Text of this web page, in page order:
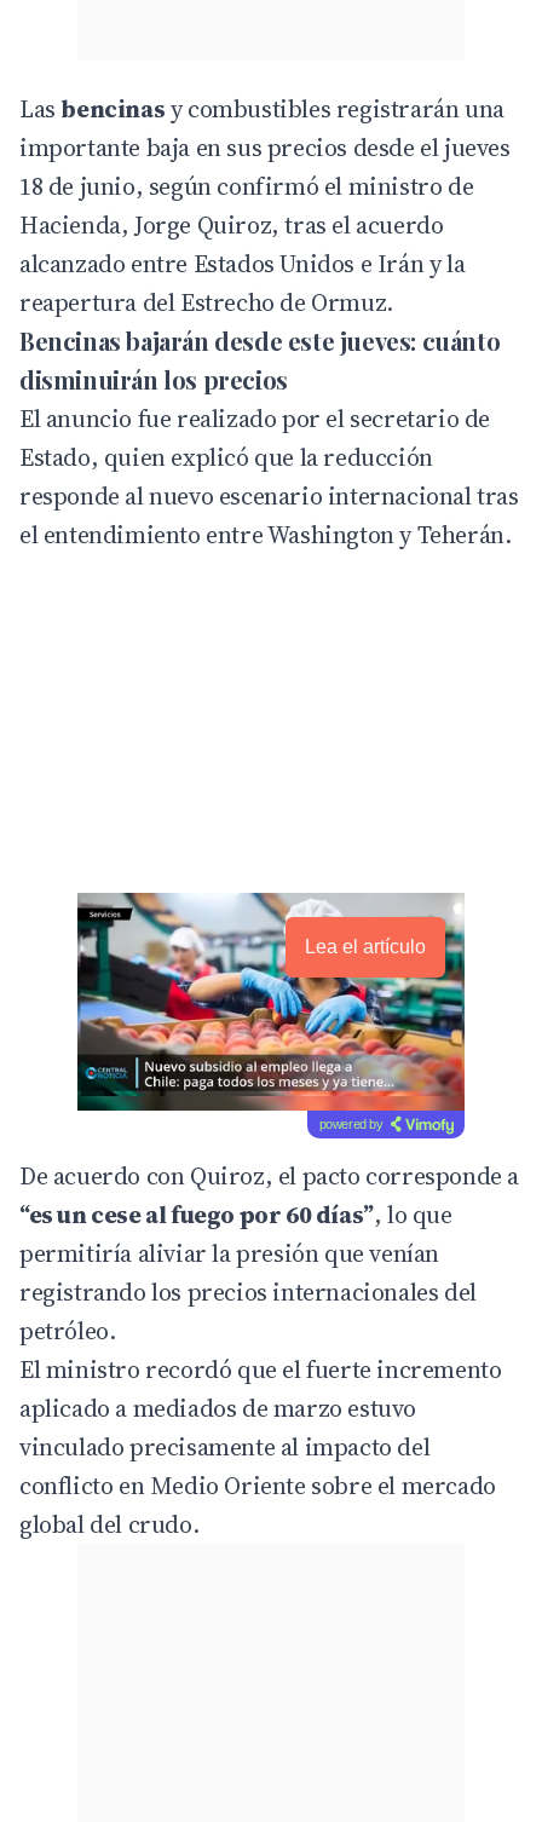
Las bencinasy combustibles registrarán una
importante baja en sus precios desde el jueves
18 de junio, según confirmó elministro de
Hacienda,Jorge Quiroz, tras el acuerdo
alcanzado entre Estados Unidos e Irán y la
reapertura del Estrecho de Ormuz.
Bencinas bajarán desde este jueves: cuánto
disminuirán los precios
El anuncio fue realizado por el secretario de
Estado, quien explicó que la reducción
responde al nuevo escenario internacional tras
el entendimiento entre Washington y Teherán.
Lea el artículo
powered by
De acuerdo con Quiroz, el pacto corresponde a
“es un cese al fuego por 60 días”, lo que
permitiría aliviar la presión que venían
registrando los precios internacionales del
petróleo.
El ministro recordó que el fuerte incremento
aplicado a mediados de marzo estuvo
vinculado precisamente al impacto del
conflicto en Medio Oriente sobre el mercado
global del crudo.